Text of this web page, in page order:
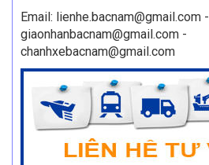
Email: lienhe.bacnam@gmail.com -
giaonhanbacnam@gmail.com -
chanhxebacnam@gmail.com